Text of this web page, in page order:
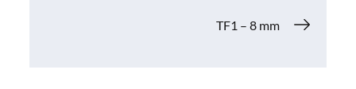
TF1 – 8 mm